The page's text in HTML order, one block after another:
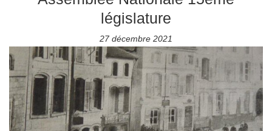
législature
27 décembre 2021